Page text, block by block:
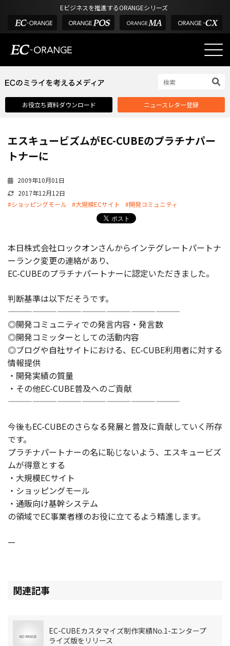
Eビジネスを推進するORANGEシリーズ
選ばれる理由
課題解決例
機能一覧
外部サービス連携
インフラ環境・サポート
特長
EC運用支援
スクラッチ開発
ライセンス契約
補助金活用支援
導入事例
お役立ち記事
03-6432-0346
電話受付：平日 10:00~17:00
お役立ち資料ダウンロード ニュースレター登録
エスキュービズムがEC-CUBEのプラチナパー
トナーに
2009年10月01日
2017年12月12日
#ショッピングモール
#大規模ECサイト #開発コミュニティ
本日株式会社ロックオンさんからインテグレートパートナ
ーランク変更の連絡があり、
EC-CUBEのプラチナパートナーに認定いただきました。
判断基準は以下だそうです。
—————————————————————
◎開発コミュニティでの発言内容・発言数
◎開発コミッターとしての活動内容
◎ブログや自社サイトにおける、EC-CUBE利用者に対する
情報提供
・開発実績の質量
・その他EC-CUBE普及へのご貢献
—————————————————————
今後もEC-CUBEのさらなる発展と普及に貢献していく所存
です。
プラチナパートナーの名に恥じないよう、エスキュービズ
ムが得意とする
・大規模ECサイト
・ショッピングモール
・通販向け基幹システム
の領域でEC事業者様のお役に立てるよう精進します。
—
関連記事
EC-CUBEカスタマイズ制作実績No.1-エンタープ
ライズ版をリリース